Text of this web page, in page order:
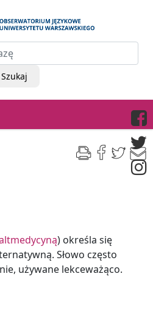
Szukaj
) określa się
Słowo często
używane lekceważąco.